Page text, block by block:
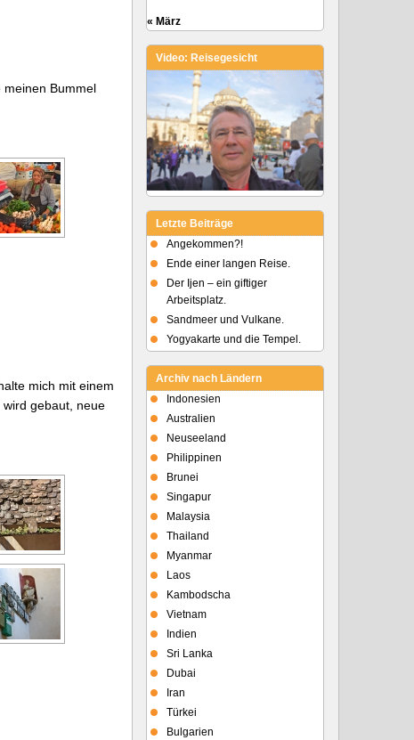
Bummel
mich mit einem
gebaut, neue
« März
Video: Reisegesicht
Letzte Beiträge
Angekommen?!
Ende einer langen Reise.
Der Ijen – ein giftiger
Arbeitsplatz.
Sandmeer und Vulkane.
Yogyakarte und die Tempel.
Archiv nach Ländern
Indonesien
Australien
Neuseeland
Philippinen
Brunei
Singapur
Malaysia
Thailand
Myanmar
Laos
Kambodscha
Vietnam
Indien
Sri Lanka
Dubai
Iran
Türkei
Bulgarien